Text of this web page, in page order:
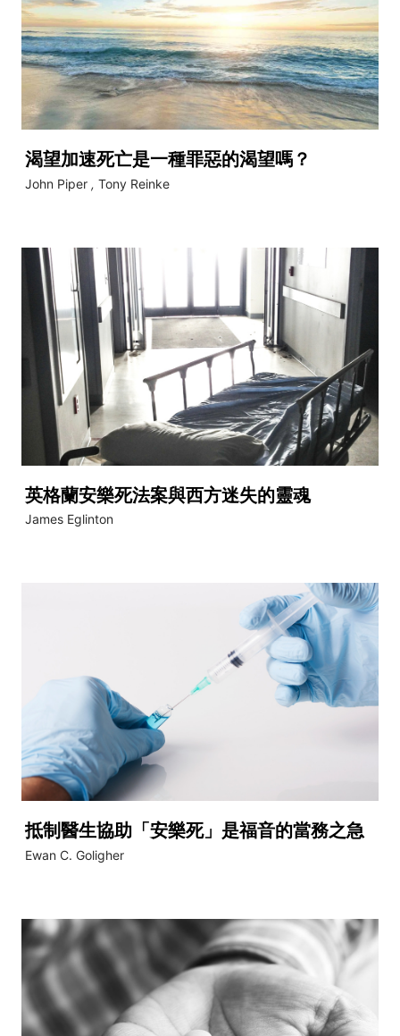
渴望加速死亡是一種罪惡的渴望嗎？
John Piper , Tony Reinke
英格蘭安樂死法案與西方迷失的靈魂
James Eglinton
抵制醫生協助「安樂死」是福音的當務之急
Ewan C. Goligher